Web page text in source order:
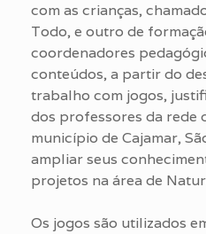
com as crianças,
Todo, e outro de
coordenadores
conteúdos, a partir do
trabalho com jogos,
dos professores da rede
município de Cajamar,
ampliar seus
projetos na área de
Os jogos são utilizados